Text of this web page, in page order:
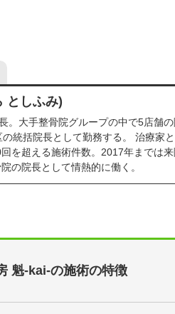
としふみ)
。大手整骨院グループの中で5店舗
の統括院長として勤務する。 治療家
を超える施術件数。2017年までは
の院長として情熱的に働く。
魁-kai-の施術の特徴